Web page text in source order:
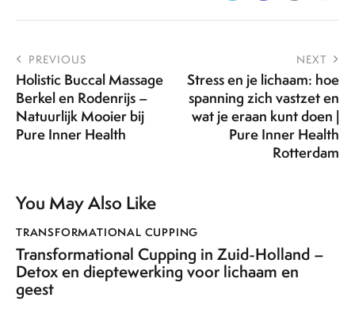
PREVIOUS
Holistic Buccal Massage
Berkel en Rodenrijs –
Natuurlijk Mooier bij
Pure Inner Health
NEXT
Stress en je lichaam: hoe
spanning zich vastzet en
wat je eraan kunt doen |
Pure Inner Health
Rotterdam
You May Also Like
TRANSFORMATIONAL CUPPING
Transformational Cupping in Zuid-Holland –
Detox en dieptewerking voor lichaam en
geest